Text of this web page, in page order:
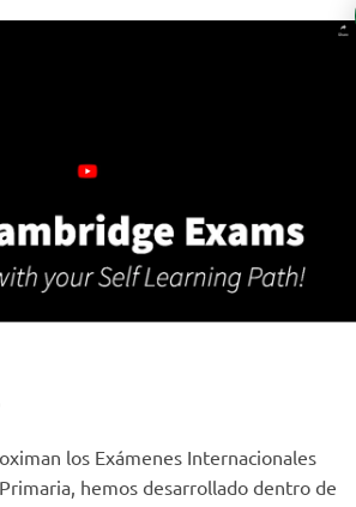
los Exámenes Internacionales
hemos desarrollado dentro de